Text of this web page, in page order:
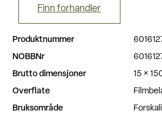
Finn forhandler
Produktnummer
NOBBNr
Brutto dimensjoner
15 ×
Overflate
Bruksområde